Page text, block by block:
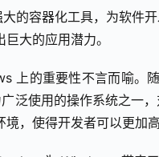
的容器化工具，为软件
大的应用潜力。
上的重要性不言而喻。
泛使用的操作系统之一
境，使得开发者可以更加